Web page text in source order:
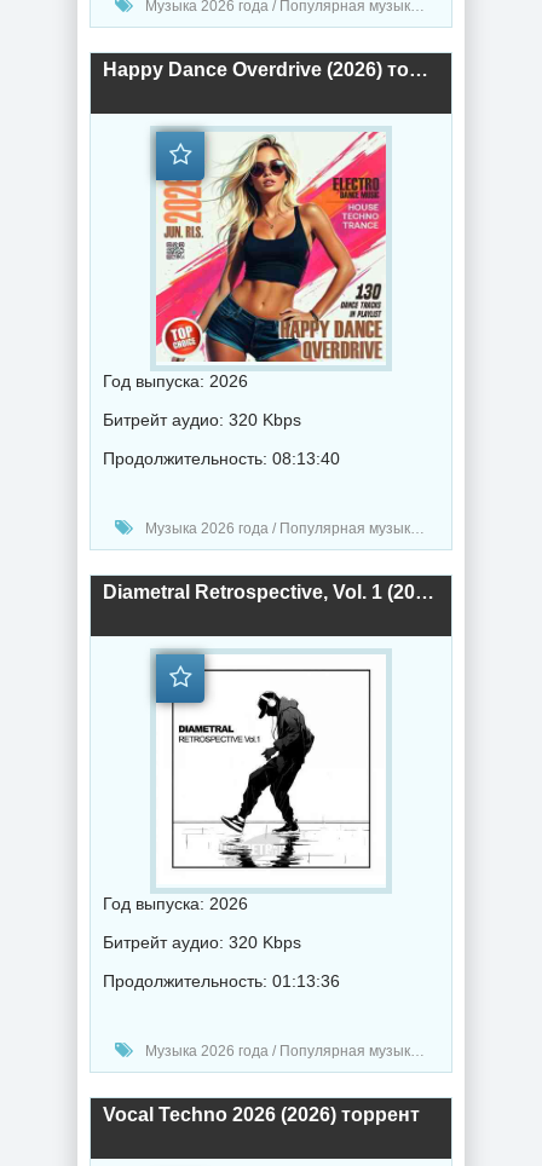
Музыка 2026 года / Популярная музыка / Электронная музыка / Техно музыка / Музыка VA
Happy Dance Overdrive (2026) торрент
Год выпуска: 2026
Битрейт аудио: 320 Kbps
Продолжительность: 08:13:40
Музыка 2026 года / Популярная музыка / Электронная музыка / Хаус музыка / Транс музыка / Техно музыка / Сборник музыка
Diametral Retrospective, Vol. 1 (2026) торрент
Год выпуска: 2026
Битрейт аудио: 320 Kbps
Продолжительность: 01:13:36
Музыка 2026 года / Популярная музыка / Техно музыка / Музыка VA
Vocal Techno 2026 (2026) торрент